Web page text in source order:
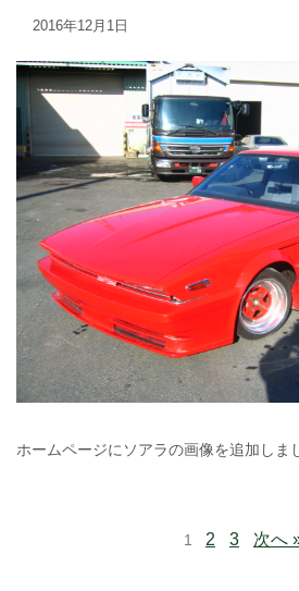
2016年12月1日
ホームページにソアラの画像を追加しま
1 2 3 次へ